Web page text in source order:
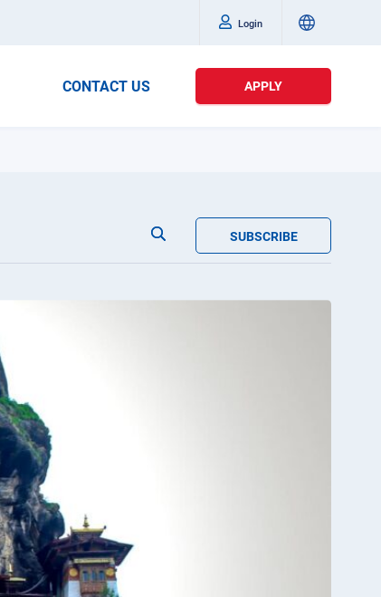
Login
CONTACT US APPLY
SUBSCRIBE